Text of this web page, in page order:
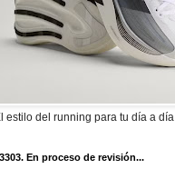
estilo del running para tu día a día
En proceso de revisión...